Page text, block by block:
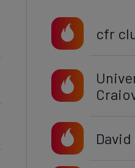
cfr